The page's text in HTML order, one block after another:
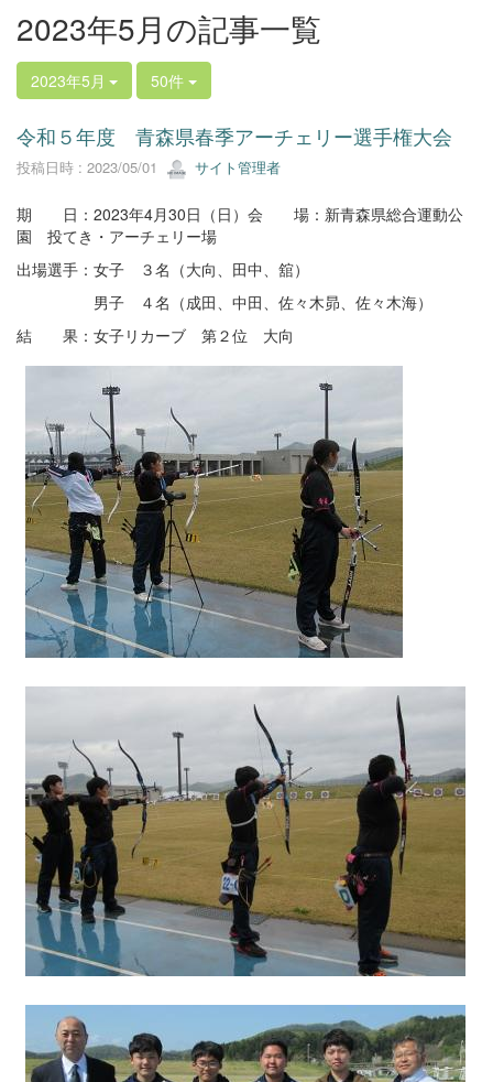
2023年5月の記事一覧
2023年5月 50件
令和５年度 青森県春季アーチェリー選手権大会
投稿日時 : 2023/05/01 サイト管理者
期 日：2023年4月30日（日）会 場：新青森県総合運動公
園 投てき・アーチェリー場
出場選手：女子 ３名（大向、田中、舘）
男子 ４名（成田、中田、佐々木昴、佐々木海）
結 果：女子リカーブ 第２位 大向